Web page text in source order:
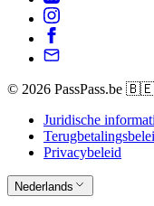
© 2026 PassPass.be
Juridische
Privacybeleid
Nederlands